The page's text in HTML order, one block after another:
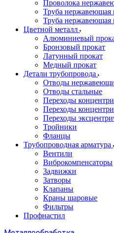
Проволока
Труба нержавеющая
Труба нержавеющая
Цветной металл
Алюминиевый
Бронзовый прокат
Латунный прокат
Медный прокат
Детали трубопровода
Отводы
Отводы стальные
Переходы
Переходы
Переходы
Тройники
Фланцы
Трубопроводная арматура
Вентили
Виброкомпенсаторы
Задвижки
Затворы
Клапаны
Краны шаровые
Фильтры
Профнастил